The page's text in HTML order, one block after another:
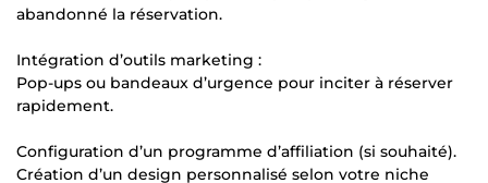
abandonné la réservation.
Intégration d’outils marketing :
Pop-ups ou bandeaux d’urgence pour inciter à réserver
rapidement.
Configuration d’un programme d’affiliation (si souhaité).
Création d’un design personnalisé selon votre niche